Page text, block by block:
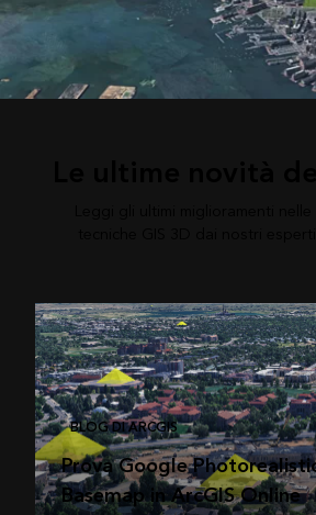
BLOG DI ARCGIS
Prova Google
Basemap in ArcGIS Online